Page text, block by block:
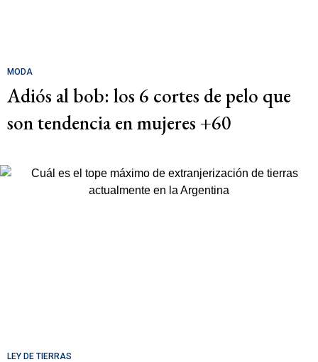
MODA
Adiós al bob: los 6 cortes de pelo que
son tendencia en mujeres +60
LEY DE TIERRAS